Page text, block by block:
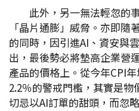
此外，另一無法輕忽的
「晶片通膨」威脅。亦即隨
的同時，因引進AI、資安與
出，最後勢必將墊高企業營
產品的價格上。從今年CPI
2.2％的警戒門檻，其實是
切忌以AI訂單的甜頭，而忽